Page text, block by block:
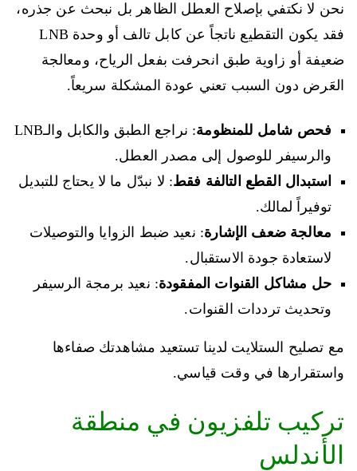
نحن لا نكتفي بإصلاح العطل الظاهر بل نبحث عن جذره،
فقد يكون التقطيع ناتجاً عن كابل تالف أو وحدة LNB
ضعيفة أو زاوية طبق انحرفت بفعل الرياح، ومعالجة
العَرض دون السبب تعني عودة المشكلة سريعاً.
فحص شامل للمنظومة
: نراجع الطبق والكابل والـLNB
والرسيفر للوصول إلى مصدر العطل.
استبدال القطع التالفة فقط: لا نبدّل ما لا يحتاج للتبديل
توفيراً لمالك.
معالجة ضعف الإشارة: نعيد ضبط الزوايا والتوصيلات
لاستعادة جودة الاستقبال.
حل مشاكل القنوات المفقودة: نعيد برمجة الرسيفر
وتحديث ترددات القنوات.
مع تصليح الستلايت لدينا تستعيد مشاهدتك صفاءها
واستقرارها في وقت قياسي.
تركيب تلفزيون في منطقة
الأندلس